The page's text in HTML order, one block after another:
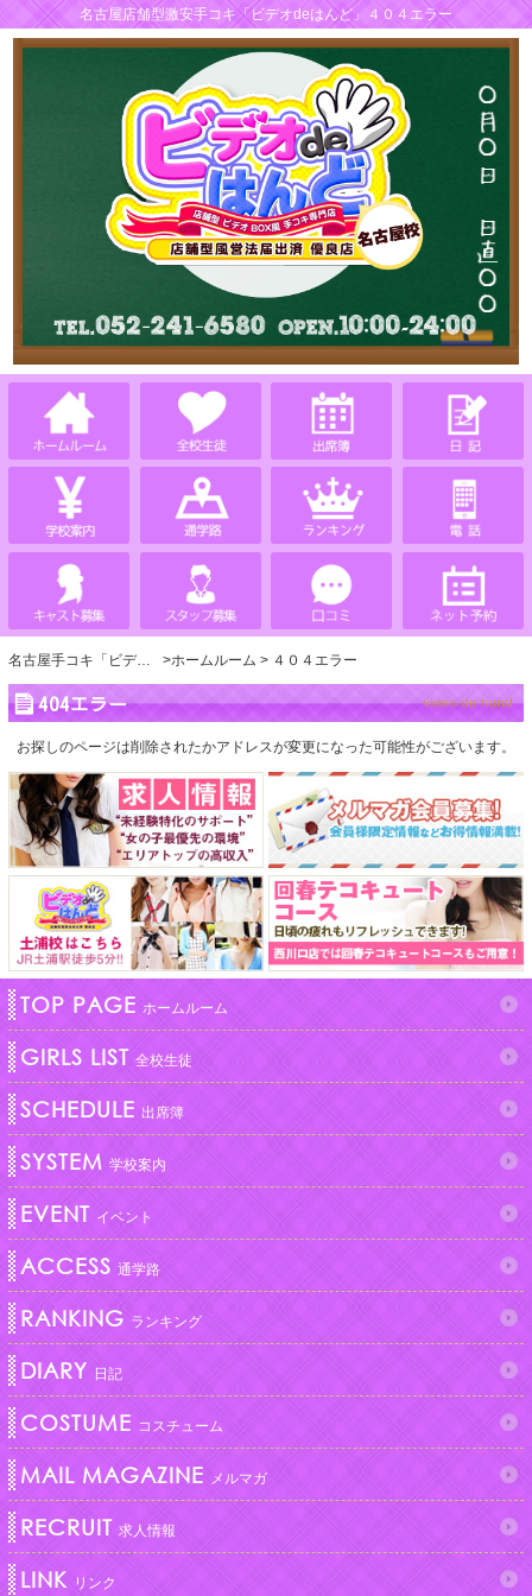
名古屋店舗型激安手コキ「ビデオdeはんど」４０４エラー
名古屋手コキ「ビデオdeはんど」 ホームルーム ４０４エラー
404エラー
お探しのページは削除されたかアドレスが変更になった可能性がございます。
TOP PAGE ホームルーム
GIRLS LIST 全校生徒
SCHEDULE 出席簿
SYSTEM 学校案内
EVENT イベント
ACCESS 通学路
RANKING ランキング
DIARY 日記
COSTUME コスチューム
MAIL MAGAZINE メルマガ
RECRUIT 求人情報
LINK リンク